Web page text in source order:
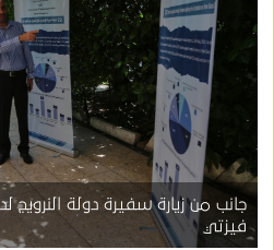
جانب من زيارة سفيرة دولة
فيزتي